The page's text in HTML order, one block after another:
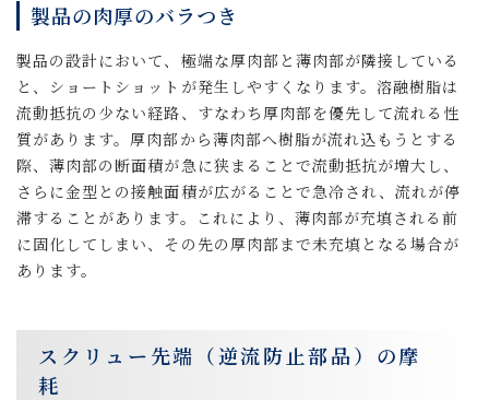
製品の肉厚のバラつき
製品の設計において、極端な厚肉部と薄肉部が隣接している
と、ショートショットが発生しやすくなります。溶融樹脂は
流動抵抗の少ない経路、すなわち厚肉部を優先して流れる性
質があります。厚肉部から薄肉部へ樹脂が流れ込もうとする
際、薄肉部の断面積が急に狭まることで流動抵抗が増大し、
さらに金型との接触面積が広がることで急冷され、流れが停
滞することがあります。これにより、薄肉部が充填される前
に固化してしまい、その先の厚肉部まで未充填となる場合が
あります。
スクリュー先端（逆流防止部品）の摩
耗